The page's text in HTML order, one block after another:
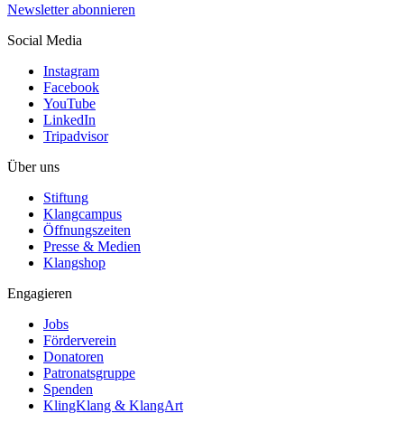
Newsletter abonnieren
Social Media
Instagram
Facebook
YouTube
LinkedIn
Tripadvisor
Über uns
Stiftung
Klangcampus
Öffnungszeiten
Presse & Medien
Klangshop
Engagieren
Jobs
Förderverein
Donatoren
Patronatsgruppe
Spenden
KlingKlang & KlangArt